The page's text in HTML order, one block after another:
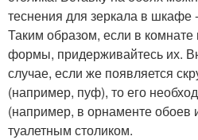
теснения для зеркала в шкафе
Таким образом, если в
формы, придерживайтесь их.
случае, если же появляется
(например, пуф), то его
(например, в орнаменте обоев
туалетным столиком.